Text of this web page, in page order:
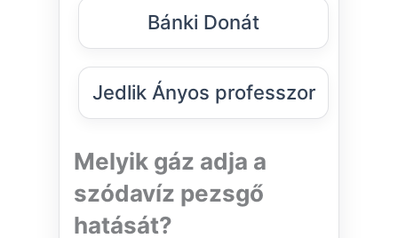
Bánki Donát
Jedlik Ányos professzor
Melyik gáz adja a
szódavíz pezsgő
hatását?